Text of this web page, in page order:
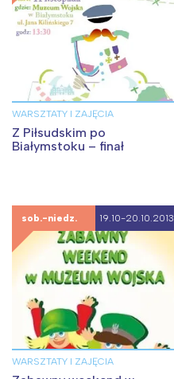
WARSZTATY I ZAJĘCIA
Z Piłsudskim po
Białymstoku – finał
sob.-niedz. 19.10-20.10.2013
WARSZTATY I ZAJĘCIA